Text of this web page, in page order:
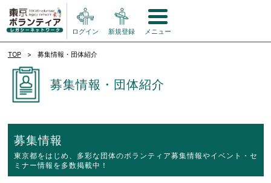
ログイン 新規登録 メニュー
TOP 募集情報・団体紹介
募集情報・団体紹介
募集情報
東京都をはじめ、多彩な団体のボランティア募集情報やイベント・セ
ミナー情報を多数掲載中！